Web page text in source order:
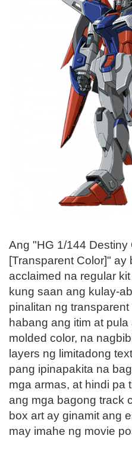
Ang "HG 1/144 Destiny
[Transparent Color]" ay
acclaimed na regular
kung saan ang kulay-
pinalitan ng
habang ang itim at
molded color, na
layers ng limitadong
pang ipinapakita na
mga armas, at hindi pa
ang mga bagong track
box art ay ginamit ang
may imahe ng movie